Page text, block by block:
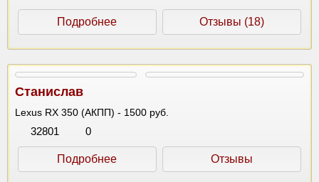
Подробнее Отзывы (18)
Станислав
Lexus RX 350 (АКПП) - 1500 руб.
32801 0
Подробнее Отзывы